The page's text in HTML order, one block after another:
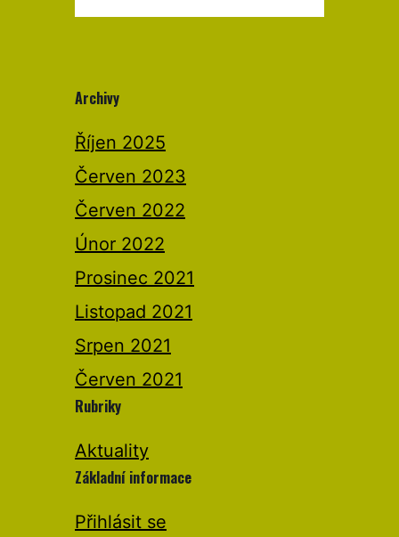
Archivy
Říjen 2025
Červen 2023
Červen 2022
Únor 2022
Prosinec 2021
Listopad 2021
Srpen 2021
Červen 2021
Rubriky
Aktuality
Základní informace
Přihlásit se